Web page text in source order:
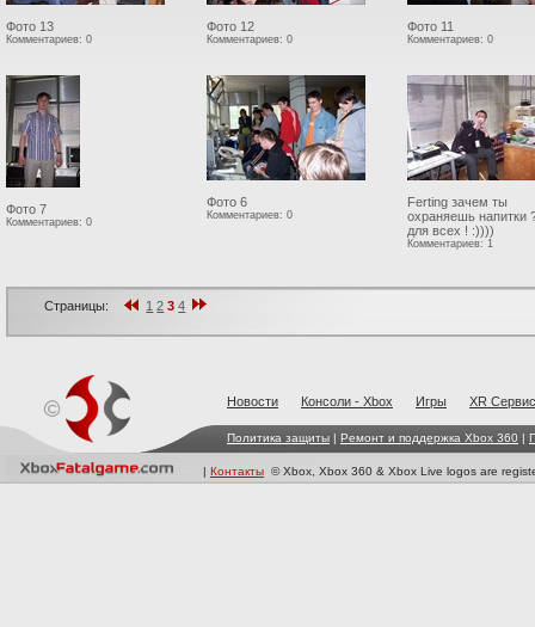
Фото 13
Комментариев: 0
Фото 12
Комментариев: 0
Фото 11
Комментариев: 0
Фото 7
Комментариев: 0
Фото 6
Комментариев: 0
Ferting зачем ты
охраняешь напитки
для всех ! :))))
Комментариев: 1
Страницы: 1 2 3 4
Новости Консоли - Xbox Игры XR
Политика защиты | Ремонт и поддержка Xbox 360 |
| Контакты © Xbox, Xbox 360 & Xbox Live logos are